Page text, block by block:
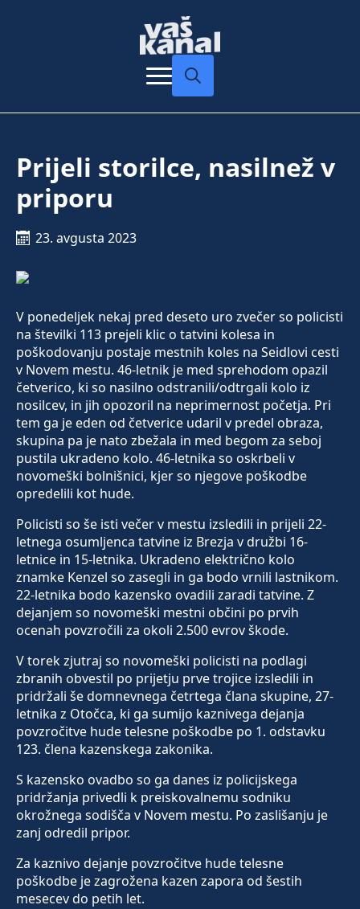
Prijeli storilce, nasilnež v
priporu
23. avgusta 2023
V ponedeljek nekaj pred deseto uro zvečer so policisti
na številki 113 prejeli klic o tatvini kolesa in
poškodovanju postaje mestnih koles na Seidlovi cesti
v Novem mestu. 46-letnik je med sprehodom opazil
četverico, ki so nasilno odstranili/odtrgali kolo iz
nosilcev, in jih opozoril na neprimernost početja. Pri
tem ga je eden od četverice udaril v predel obraza,
skupina pa je nato zbežala in med begom za seboj
pustila ukradeno kolo. 46-letnika so oskrbeli v
novomeški bolnišnici, kjer so njegove poškodbe
opredelili kot hude.
Policisti so še isti večer v mestu izsledili in prijeli 22-
letnega osumljenca tatvine iz Brezja v družbi 16-
letnice in 15-letnika. Ukradeno električno kolo
znamke Kenzel so zasegli in ga bodo vrnili lastnikom.
22-letnika bodo kazensko ovadili zaradi tatvine. Z
dejanjem so novomeški mestni občini po prvih
ocenah povzročili za okoli 2.500 evrov škode.
V torek zjutraj so novomeški policisti na podlagi
zbranih obvestil po prijetju prve trojice izsledili in
pridržali še domnevnega četrtega člana skupine, 27-
letnika z Otočca, ki ga sumijo kaznivega dejanja
povzročitve hude telesne poškodbe po 1. odstavku
123. člena kazenskega zakonika.
S kazensko ovadbo so ga danes iz policijskega
pridržanja privedli k preiskovalnemu sodniku
okrožnega sodišča v Novem mestu. Po zaslišanju je
zanj odredil pripor.
Za kaznivo dejanje povzročitve hude telesne
poškodbe je zagrožena kazen zapora od šestih
mesecev do petih let.